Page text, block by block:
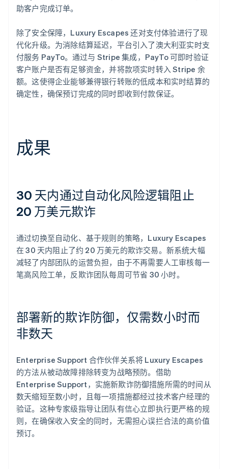
助客户完成订单。
除了安全保障，Luxury Escapes 还对支付体验进行了现
代化升级。为消除结算延迟，平台引入了澳大利亚实时支
付服务 PayTo。通过与 Stripe 集成，PayTo 可即时验证
客户账户是否有足够资金，并将款项实时转入 Stripe 余
额。这使得企业能够兼得银行转账的低成本和实时结算的
确定性，确保预订完成的同时即收到付款保证。
成果
30 天内通过自动化风险逻辑阻止
20 万美元欺诈
通过切换至自动化、基于规则的策略，Luxury Escapes
在 30 天内阻止了约 20 万美元的欺诈交易。新系统大幅
减轻了内部团队的运营负担，由于不再需要人工审核每一
笔高风险工单，反欺诈团队每周可节省 30 小时。
部署新的欺诈防御，仅需数小时而
非数天
Enterprise Support 合作伙伴关系将 Luxury Escapes
的方法从被动故障排除转变为战略预防。借助
Enterprise Support，实施新欺诈防御措施所需的时间从
数天缩短至数小时，且每一项措施都经过技术客户经理的
验证。这种专家级指导让团队有信心立即执行更严格的规
则，在确保收入安全的同时，无需担心误拦合法的高价值
预订。